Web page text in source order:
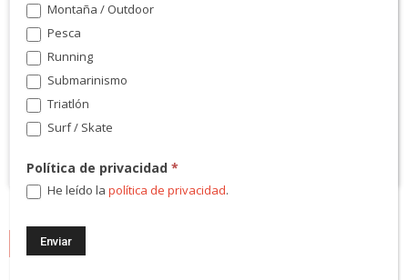
NEWSLETTER
Montaña / Outdoor
Pesca
Running
Submarinismo
Triatlón
Surf / Skate
Política de privacidad*
He leído lapolítica de privacidad.